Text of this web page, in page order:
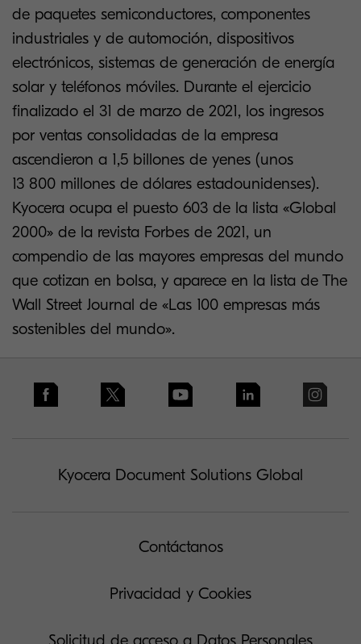
de paquetes semiconductores, componentes
industriales y de automoción, dispositivos
electrónicos, sistemas de generación de energía
solar y teléfonos móviles. Durante el ejercicio
finalizado el 31 de marzo de 2021, los ingresos
por ventas consolidadas de la empresa
ascendieron a 1,5 billones de yenes (unos
13 800 millones de dólares estadounidenses).
Kyocera ocupa el puesto 603 de la lista «Global
2000» de la revista Forbes de 2021, un
compendio de las mayores empresas del mundo
que cotizan en bolsa, y aparece en la lista de The
Wall Street Journal de «Las 100 empresas más
sostenibles del mundo».
Kyocera Document Solutions Global
Contáctanos
Privacidad y Cookies